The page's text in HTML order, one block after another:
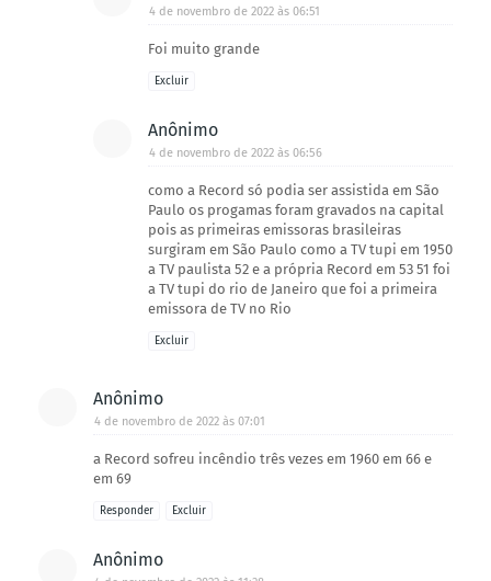
4 de novembro de 2022 às 06:51
Foi muito grande
Excluir
Anônimo
4 de novembro de 2022 às 06:56
como a Record só podia ser assistida em São
Paulo os progamas foram gravados na capital
pois as primeiras emissoras brasileiras
surgiram em São Paulo como a TV tupi em 1950
a TV paulista 52 e a própria Record em 53 51 foi
a TV tupi do rio de Janeiro que foi a primeira
emissora de TV no Rio
Excluir
Anônimo
4 de novembro de 2022 às 07:01
a Record sofreu incêndio três vezes em 1960 em 66 e
em 69
Responder Excluir
Anônimo